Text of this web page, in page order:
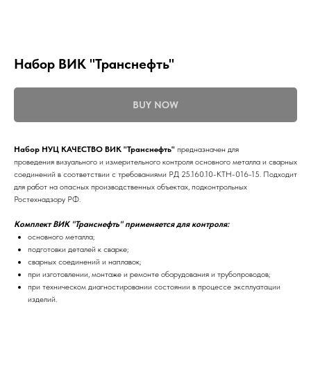
Набор ВИК "Транснефть"
BUY NOW
Набор НУЦ КАЧЕСТВО ВИК "Транснефть" предназначен для
проведения визуального и измерительного контроля основного металла и сварных
соединений в соответствии с требованиями РД 25.160.10-КТН-016-15. Подходит
для работ на опасных производственных объектах, подконтрольных
Ростехнадзору РФ.
Комплект ВИК "Транснефть" применяется для контроля:
основного металла;
подготовки деталей к сварке;
сварных соединений и наплавок;
при изготовлении, монтаже и ремонте оборудования и трубопроводов;
при техническом диагностировании состоянии в процессе эксплуатации
изделий.